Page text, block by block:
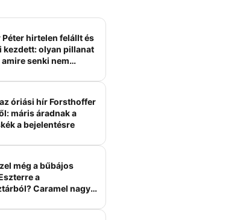
Péter hirtelen felállt és
kezdett: olyan pillanat
senki nem
óriási hír Forsthoffer
máris áradnak a
a bejelentésre
még a bűbájos
a
Caramel nagy